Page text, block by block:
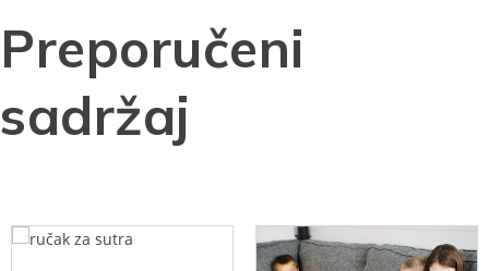
Preporučeni
sadržaj